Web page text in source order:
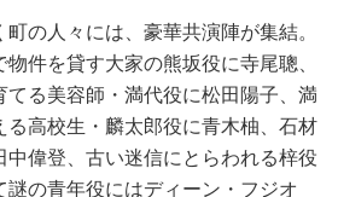
の人々には、豪華共演陣が集結。
件を貸す大家の熊坂役に寺尾聰、
てる美容師・満代役に松田陽子、満
る高校生・麟太郎役に青木柚、石材
中偉登、古い迷信にとらわれる梓役
謎の青年役にはディーン・フジオ